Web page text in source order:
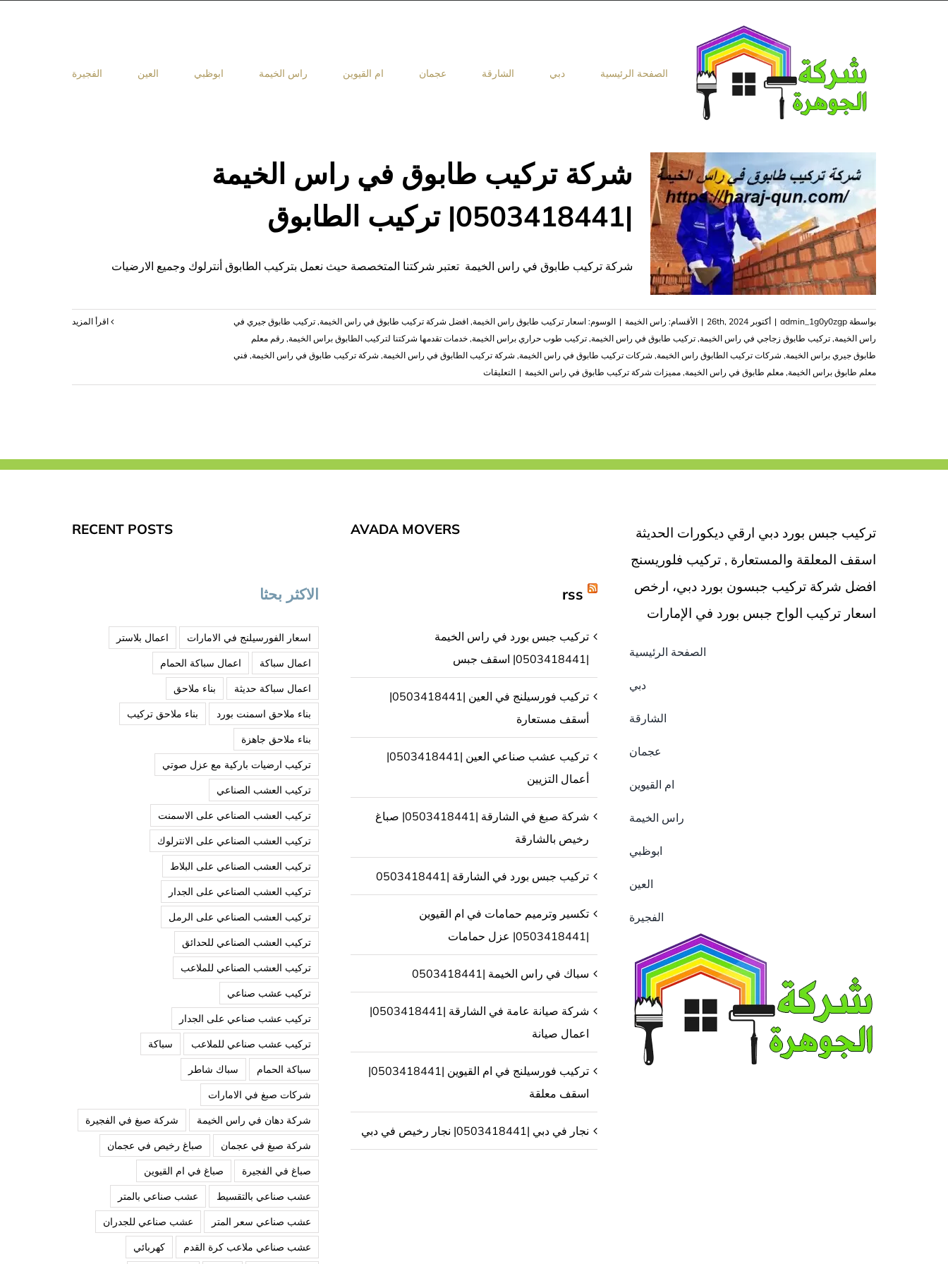
الصفحة الرئيسية دبي الشارقة عجمان ام القيوين راس الخيمة ابوظبي العين الفجيرة
شركة تركيب طابوق في راس الخيمة
|0503418441| تركيب الطابوق
شركة تركيب طابوق في راس الخيمة تعتبر شركتنا المتخصصة حيث نعمل بتركيب الطابوق أنترلوك وجميع الارضيات
بواسطة admin_1g0y0zgp
| أكتوبر 26th, 2024 | الأقسام: راس الخيمة | الوسوم: اسعار تركيب طابوق راس الخيمة, افضل شركة تركيب طابوق في راس الخيمة, تركيب طابوق جيري في
راس الخيمة, تركيب طابوق زجاجي في راس الخيمة, تركيب طابوق في راس الخيمة, تركيب طوب حراري براس الخيمة, خدمات تقدمها شركتنا لتركيب الطابوق براس الخيمة, رقم معلم
طابوق جيري براس الخيمة, شركات تركيب الطابوق راس الخيمة, شركات تركيب طابوق في راس الخيمة, شركة تركيب الطابوق في راس الخيمة, شركة تركيب طابوق في راس الخيمة, فني
معلم طابوق براس الخيمة, معلم طابوق في راس الخيمة, مميزات شركة تركيب طابوق في راس الخيمة | التعليقاتعلى
شركة
الخيمة
الطابوق
تركيب جبس بورد دبي ارقي ديكورات الحديثة
اسقف المعلقة والمستعارة , تركيب فلوريسنج
افضل شركة تركيب جبسون بورد دبي، ارخص
اسعار تركيب الواح جبس بورد في الإمارات
الصفحة الرئيسية
دبي
الشارقة
عجمان
ام القيوين
راس الخيمة
ابوظبي
العين
الفجيرة
AVADA MOVERS
rss
تركيب جبس بورد في راس الخيمة
|0503418441| اسقف جبس
تركيب فورسيلنج في العين |0503418441|
أسقف مستعارة
تركيب عشب صناعي العين |0503418441|
أعمال التزيين
شركة صبغ في الشارقة |0503418441| صباغ
رخيص بالشارقة
تركيب جبس بورد في الشارقة |0503418441
تكسير وترميم حمامات في ام القيوين
|0503418441| عزل حمامات
سباك في راس الخيمة |0503418441
شركة صيانة عامة في الشارقة |0503418441|
اعمال صيانة
تركيب فورسيلنج في ام القيوين |0503418441|
اسقف معلقة
نجار في دبي |0503418441| نجار رخيص في دبي
RECENT POSTS
الاكثر بحثا
اسعار الفورسيلنج في الامارات
اعمال بلاستر
اعمال سباكة
اعمال سباكة الحمام
اعمال سباكة حديثة
بناء ملاحق
بناء ملاحق اسمنت بورد
بناء ملاحق تركيب
بناء ملاحق جاهزة
تركيب ارضيات باركية مع عزل صوتي
تركيب العشب الصناعي
تركيب العشب الصناعي على الاسمنت
تركيب العشب الصناعي على الانترلوك
تركيب العشب الصناعي على البلاط
تركيب العشب الصناعي على الجدار
تركيب العشب الصناعي على الرمل
تركيب العشب الصناعي للحدائق
تركيب العشب الصناعي للملاعب
تركيب عشب صناعي
تركيب عشب صناعي على الجدار
تركيب عشب صناعي للملاعب
سباكة
سباكة الحمام
سباك شاطر
شركات صبغ في الامارات
شركة دهان في راس الخيمة
شركة صبغ في الفجيرة
شركة صبغ في عجمان
صباغ رخيص في عجمان
صباغ في الفجيرة
صباغ في ام القيوين
عشب صناعي بالتقسيط
عشب صناعي بالمتر
عشب صناعي سعر المتر
عشب صناعي للجدران
عشب صناعي ملاعب كرة القدم
كهربائي